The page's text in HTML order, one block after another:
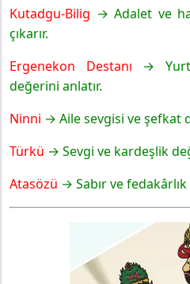
Kutadgu-Bilig → Adalet ve
çıkarır.
Ergenekon Destanı → Yurt
değerini anlatır.
Ninni → Aile sevgisi ve şefkat
Türkü → Sevgi ve kardeşlik
Atasözü → Sabır ve